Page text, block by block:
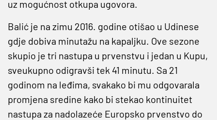
uz mogućnost otkupa ugovora.
Balić je na zimu 2016. godine otišao u Udinese
gdje dobiva minutažu na kapaljku. Ove sezone
skupio je tri nastupa u prvenstvu i jedan u Kupu,
sveukupno odigravši tek 41 minutu. Sa 21
godinom na leđima, svakako bi mu odgovarala
promjena sredine kako bi stekao kontinuitet
nastupa za nadolazeće Europsko prvenstvo do